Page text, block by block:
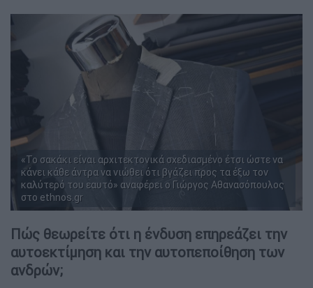
«Το σακάκι είναι αρχιτεκτονικά σχεδιασμένο έτσι ώστε να
κάνει κάθε άντρα να νιώθει ότι βγάζει προς τα έξω τον
καλύτερό του εαυτό» αναφέρει ο Γιώργος Αθανασόπουλος
στο ethnos.gr
Πώς θεωρείτε ότι η ένδυση επηρεάζει την
αυτοεκτίμηση και την αυτοπεποίθηση των
ανδρών;